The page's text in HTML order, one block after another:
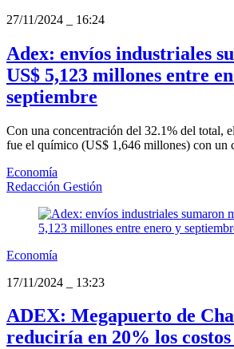
27/11/2024
16:24
Adex: envíos industriales
US$ 5,123 millones entre
septiembre
Con una concentración del 32.1% del total,
fue el químico (US$ 1,646 millones) con un
Economía
Redacción Gestión
Economía
17/11/2024
13:23
ADEX: Megapuerto de
reduciría en 20% los